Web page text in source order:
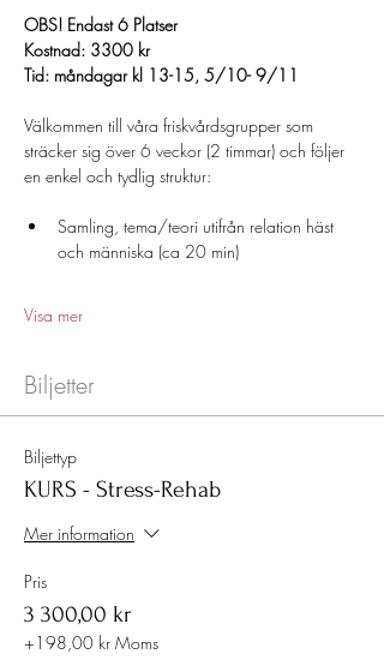
OBS! Endast 6 Platser
Kostnad: 3300 kr
Tid: måndagar kl 13-15, 5/10- 9/11
Välkommen till våra friskvårdsgrupper som
sträcker sig över 6 veckor (2 timmar) och följer
en enkel och tydlig struktur:
Samling, tema/teori utifrån relation häst
och människa (ca 20 min)
Visa mer
Biljetter
Biljettyp
KURS - Stress-Rehab
Mer information
Pris
3 300,00 kr
+198,00 kr Moms